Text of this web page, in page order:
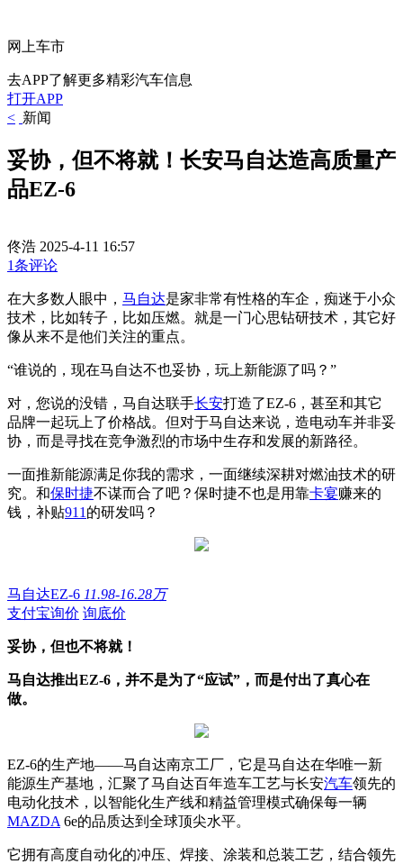
网上车市
去APP了解更多精彩汽车信息
打开APP
< 新闻
妥协，但不将就！长安马自达造高质量产
品EZ-6
佟浩 2025-4-11 16:57
1条评论
在大多数人眼中， 马自达是家非常有性格的车企，痴迷于小众
技术，比如转子，比如压燃。就是一门心思钻研技术，其它好
像从来不是他们关注的重点。
“谁说的，现在马自达不也妥协，玩上新能源了吗？”
对，您说的没错，马自达联手长安打造了EZ-6，甚至和其它
品牌一起玩上了价格战。但对于马自达来说，造电动车并非妥
协，而是寻找在竞争激烈的市场中生存和发展的新路径。
一面推新能源满足你我的需求，一面继续深耕对燃油技术的研
究。和保时捷不谋而合了吧？保时捷不也是用靠卡宴赚来的
钱，补贴911 的研发吗？
马自达EZ-6 11.98-16.28万
支付宝询价 询底价
妥协，但也不将就！
马自达推出EZ-6，并不是为了“应试”，而是付出了真心在
做。
EZ-6的生产地——马自达南京工厂，它是马自达在华唯一新
能源生产基地，汇聚了马自达百年造车工艺与长安汽车领先的
电动化技术，以智能化生产线和精益管理模式确保每一辆
MAZDA 6e的品质达到全球顶尖水平。
它拥有高度自动化的冲压、焊接、涂装和总装工艺，结合领先